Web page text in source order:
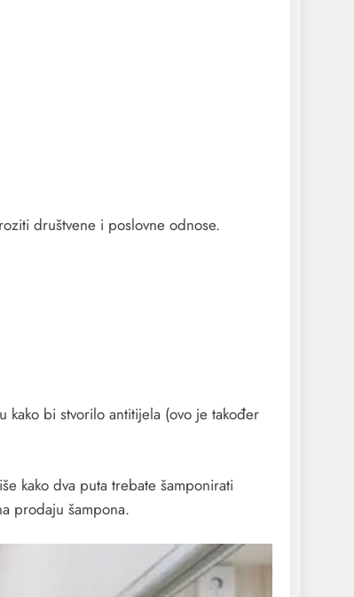
društvene i poslovne odnose.
kako bi stvorilo antitijela (ovo je također
kako dva puta trebate šamponirati
prodaju šampona.